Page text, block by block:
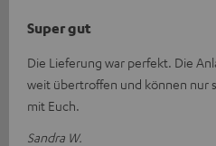
Super gut
Die Lieferung war perfekt. Die
weit übertroffen und können nur
mit Euch.
Sandra W.